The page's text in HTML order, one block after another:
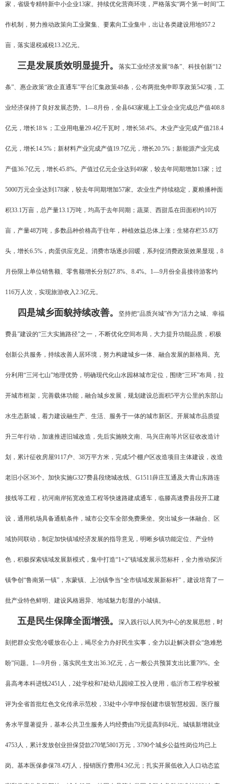
家，省级专精特新中小企业13家。持续优化营商环境，严格落实“两个第一时间”工
作机制，努力推动政策向工业聚集、要素向工业集中，出让各类建设用地957.2
亩，落实退税减税13.2亿元。
三是发展质效明显提升。 落实工业经济发展“8条”、科技创新“12
条”、惠企政策“政企直通车”平台汇集政策48条，公布两批免申即享政策542项，工
业经济保持了良好发展态势。1—8月份，全县643家规上工业企业完成总产值408.8
亿元，增长18％；工业用电量29.4亿千瓦时，增长58.4%。木业产业完成产值218.4
亿元，增长14.5%；新材料产业完成产值19.7亿元，增长20.5%；新能源产业完成
产值36.7亿元，增长45.8%。产值过亿元企业达到49家，较去年同期增加13家；过
5000万元企业达到178家，较去年同期增加57家。农业生产持续稳定，夏粮播种面
积33.1万亩，总产量13.1万吨，均高于去年同期；蔬菜、西甜瓜在田面积约10万
亩，产量48万吨，多数品种价格高于往年，种植效益总体上涨；生猪存栏35.8万
头，增长6.5%，肉蛋供应充足。消费市场逐步回暖，系列促消费政策效果显现，8
月份限上单位销售额、零售额增长分别27.8%、8.4%。1—9月份全县接待游客约
116万人次，实现旅游收入2.3亿元。
四是城乡面貌持续改善。 坚持把“品质兴城”作为“活力之城、幸福
费县”建设的“三大实施路径”之一，不断优化空间布局，大力提升功能品质，积极
创新公共服务，持续改善人居环境，努力构建城乡一体、融合发展的新格局。充
分利用“三河七山”地理优势，明确现代化山水园林城市定位，围绕“三环”布局，拉
开城市框架，完善载体功能，融合城乡发展，规划建设总面积5平方公里的东部山
水生态新城，着力建设融生产、生活、服务于一体的城市新区。开展城市品质提
升三年行动，加速推进旧城改造，先后实施映文南、马兴庄南等片区征收改造计
划，累计征收房屋9117户、38万平方米，完成5个棚户区改造项目主体建设，改造
老旧小区36个。加快实施G327费县段绕城改线、G1511薛庄互通及大青山东路连
接线等工程，祊河南岸拓宽改造工程等快速路建成通车，临滕高速费县段开工建
设，通用机场具备通航条件，城市公交车全部免费乘坐。突出城乡一体融合、区
域协同联动，制定加快镇域经济发展的指导意见，明晰乡镇功能定位、产业特
色，积极探索镇域发展新模式，集中打造“1+2”镇域发展示范标杆，全力推动探沂
镇争创“鲁南第一镇”，东蒙镇、上冶镇争当“全市镇域发展新标杆”，建设培育了一
批产业特色鲜明、建设风格迥异、地域魅力彰显的小城镇。
五是民生保障全面增强。 深入践行以人民为中心的发展思想，时
刻把群众安危冷暖放在心上，竭尽全力办好民生实事，全力以赴解决群众“急难愁
盼”问题。1—9月份，落实民生支出36.3亿元，占一般公共预算支出比重79%。全
县高考本科进线2451人，2处学校和7处幼儿园竣工投入使用，临沂市工程学校被
评为全省首批红色文化传承示范校，33处中小学申报创建市级智慧校园。医疗服
务水平显著提升，基本公共卫生服务人均经费由79元提高到84元。城镇新增就业
4753人，累计发放创业担保贷款270笔5801万元，3790个城乡公益性岗位均已上
岗。基本医保参保78.4万人，报销医疗费用4.3亿元；扎实开展低收入人口动态监